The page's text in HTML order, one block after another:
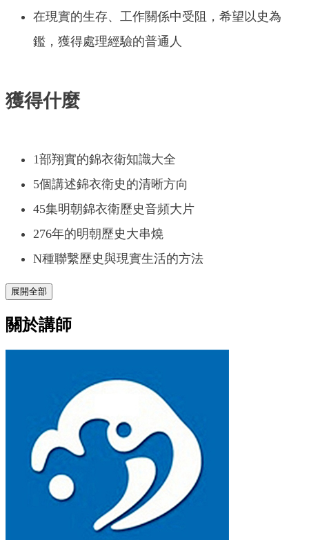
在現實的生存、工作關係中受阻，希望以史為
鑑，獲得處理經驗的普通人
獲得什麼
1部翔實的錦衣衛知識大全
5個講述錦衣衛史的清晰方向
45集明朝錦衣衛歷史音頻大片
276年的明朝歷史大串燒
N種聯繫歷史與現實生活的方法
展開全部
關於講師